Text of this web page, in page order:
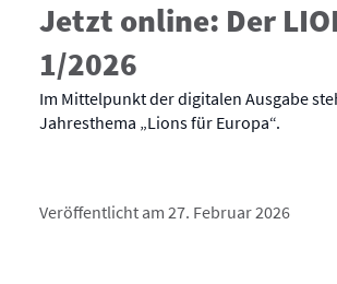
Jetzt online: Der
1/2026
Im Mittelpunkt der digitalen Ausgabe
Jahresthema „Lions für Europa“.
Veröffentlicht am 27. Februar 2026